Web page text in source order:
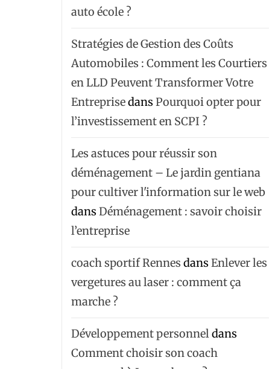
auto école ?
Stratégies de Gestion des Coûts
Automobiles : Comment les Courtiers
en LLD Peuvent Transformer Votre
Entreprisedans Pourquoi opter pour
l’investissement en SCPI ?
Les astuces pour réussir son
déménagement – Le jardin gentiana
pour cultiver l'information sur le web
dans Déménagement : savoir choisir
l’entreprise
coach sportif Rennes dans Enlever les
vergetures au laser : comment ça
marche ?
Développement personneldans
Comment choisir son coach